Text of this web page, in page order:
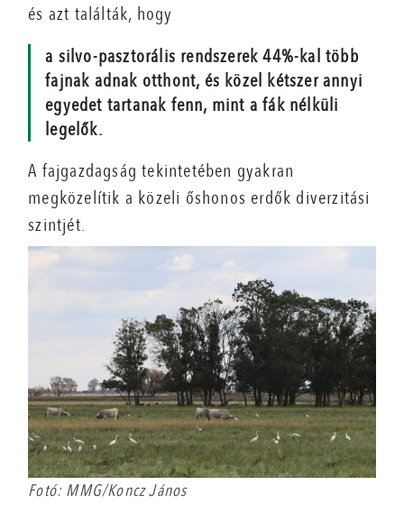
és azt találták, hogy
a silvo-pasztorális rendszerek 44%-kal több
fajnak adnak otthont, és közel kétszer annyi
egyedet tartanak fenn, mint a fák nélküli
legelők.
A fajgazdagság tekintetében gyakran
megközelítik a közeli őshonos erdők diverzitási
szintjét.
Fotó: MMG/Koncz János